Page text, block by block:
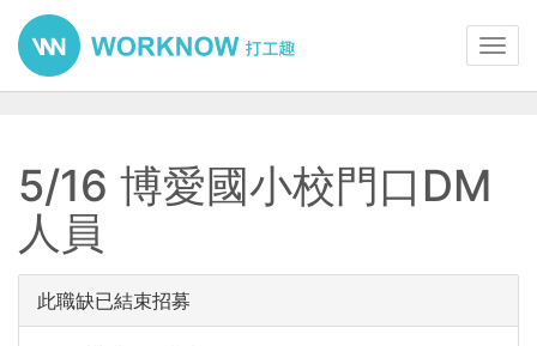
5/16 博愛國小校門口DM
人員
此職缺已結束招募